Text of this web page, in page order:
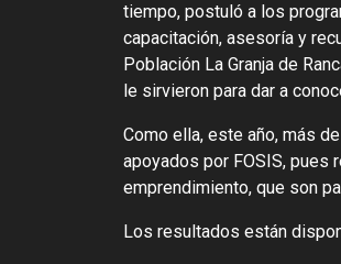
tiempo, postuló a los
capacitación, asesoría y
Población La Granja de
le sirvieron para dar a
Como ella, este año, más
apoyados por FOSIS,
emprendimiento, que son
Los resultados están